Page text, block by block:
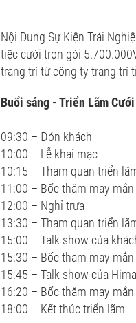
Nội Dung Sự Kiện Trải
tiệc cưới trọn gói
trang trí từ công ty trang trí
Buổi sáng - Triển Lãm Cưới
09:30 – Đón khách
10:00 – Lễ khai mạc
10:15 – Tham quan triển
11:00 – Bốc thăm may mắn
12:00 – Nghỉ trưa
13:30 – Tham quan triển
15:00 – Talk show của
15:30 – Bốc tham may mắn
15:45 – Talk show của
16:20 – Bốc thăm may mắn
18:00 – Kết thúc triển lãm